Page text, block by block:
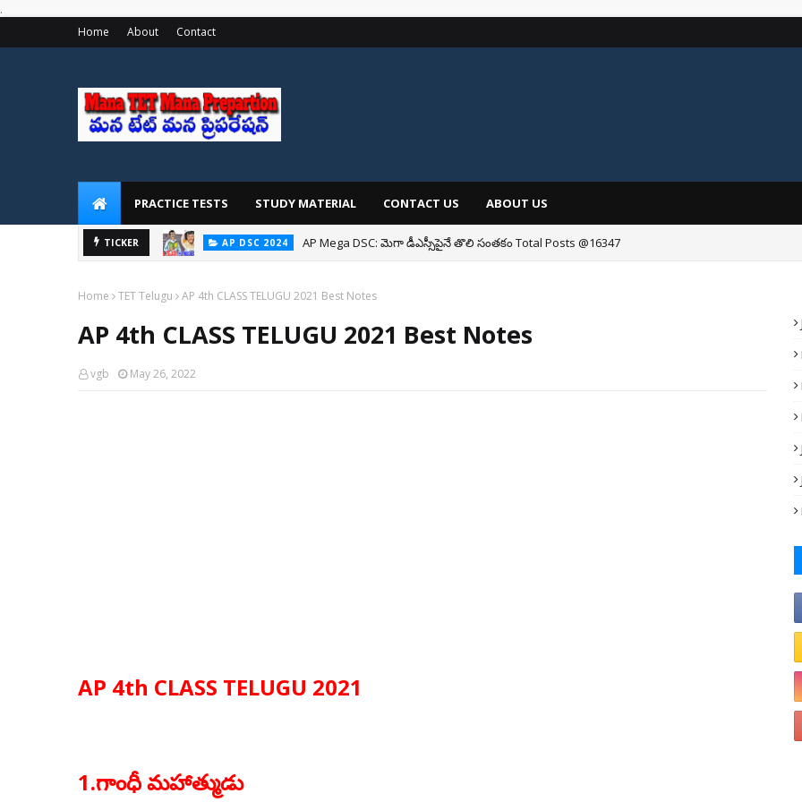
.
Home About Contact
PRACTICE TESTS STUDY MATERIAL CONTACT US ABOUT US
TICKER AP DSC 2024 AP Mega DSC: మెగా డీఎస్సీపైనే తొలి సంతకం Total Posts @16347
Home TET Telugu AP 4th CLASS TELUGU 2021 Best Notes
AP 4th CLASS TELUGU 2021 Best Notes
vgb May 26, 2022
AP 4th CLASS TELUGU 2021
1.గాంధీ మహాత్ముడు